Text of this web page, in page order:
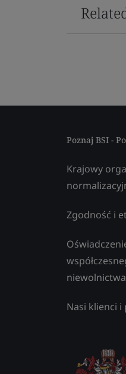
Poznaj BSI -
Krajowy
Zgodność i
niewolnictwa
Nasi klienci